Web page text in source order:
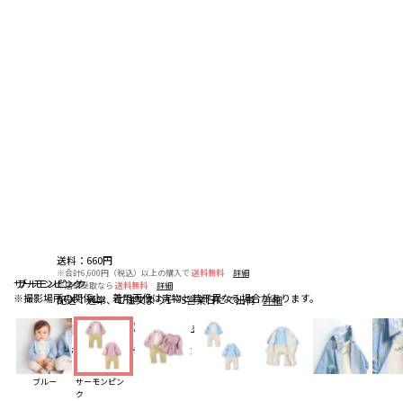
サーモンピンク
※撮影場所の関係上、着用画像は実物と若干異なる場合があります。
サーモンピンク
ブルー
ブルー
サーモンピン
ク
送料： 660円
※合計6,600円（税込）以上の購入で 送料無料
詳細
※店頭受取なら 送料無料 詳細
配送：通常、ご注文より1～5営業日にて出荷 詳細
4.7 （3） レビューを見る
お気に入りアイテム登録者数 75 人